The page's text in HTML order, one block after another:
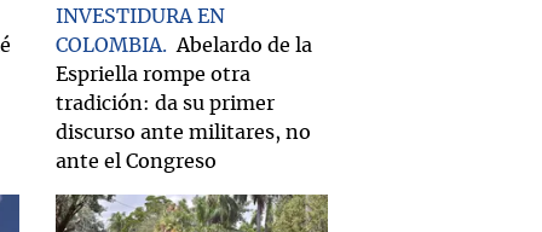
INVESTIDURA EN
COLOMBIA
Abelardo de la
Espriella rompe otra
tradición: da su primer
discurso ante militares, no
ante el Congreso